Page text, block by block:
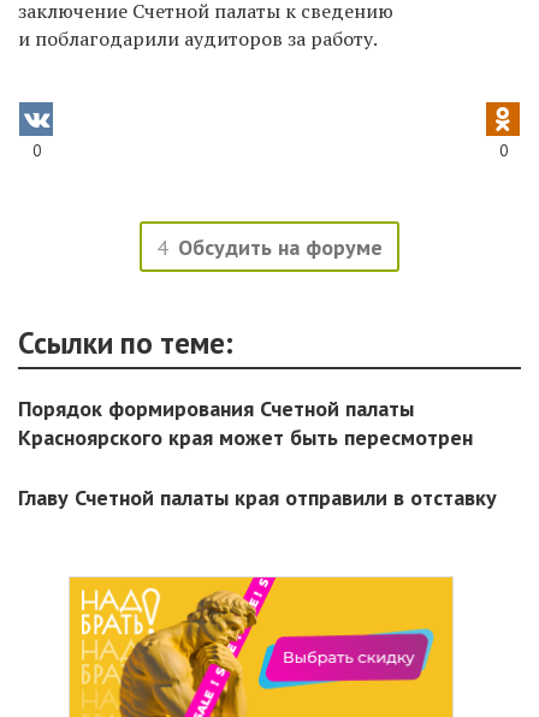
заключение Счетной палаты к сведению
и поблагодарили аудиторов за работу.
0 0
4 Обсудить на форуме
Ссылки по теме:
Порядок формирования Счетной палаты
Красноярского края может быть пересмотрен
Главу Счетной палаты края отправили в отставку